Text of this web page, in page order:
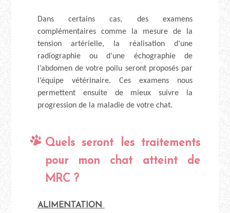
Dans certains cas, des examens
complémentaires comme la mesure de la
tension artérielle, la réalisation d’une
radiographie ou d’une échographie de
l’abdomen de votre poilu seront proposés par
l’équipe vétérinaire. Ces examens nous
permettent ensuite de mieux suivre la
progression de la maladie de votre chat.
Quels seront les traitements
pour mon chat atteint de
MRC ?
ALIMENTATION